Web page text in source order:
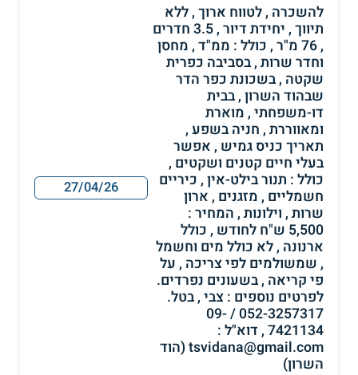
להשכרה , לטווח ארוך , ללא
תיווך , יחידת דיור , 3.5 חדרים
, 76 מ"ר , כולל : ממ"ד , מחסן
וחדר שרות , בסביבה כפרית
שקטה , בשכונת כפר הדר
שבהוד השרון , בבית
דו-משפחתי , מוארת
ומאווררת , חניה בשפע ,
תאריך כניס גמיש , אפשר
בעלי חיים קטנים ושקטים ,
כולל : תנור בילט-אין , כיריים
חשמליים , מזגנים , ארון
שרות , וילונות , המחיר :
5,500 ש"ח לחודש , כולל
ארנונה , לא כולל מים וחשמל
, שמשולמים לפי צריכה , על
פי קריאה , בשעונים נפרדים.
לפרטים נוספים : צבי , בטל.
052-3257317 / 09-
7421134 , דוא"ל :
tsvidana@gmail.com (הוד
השרון)
27/04/26